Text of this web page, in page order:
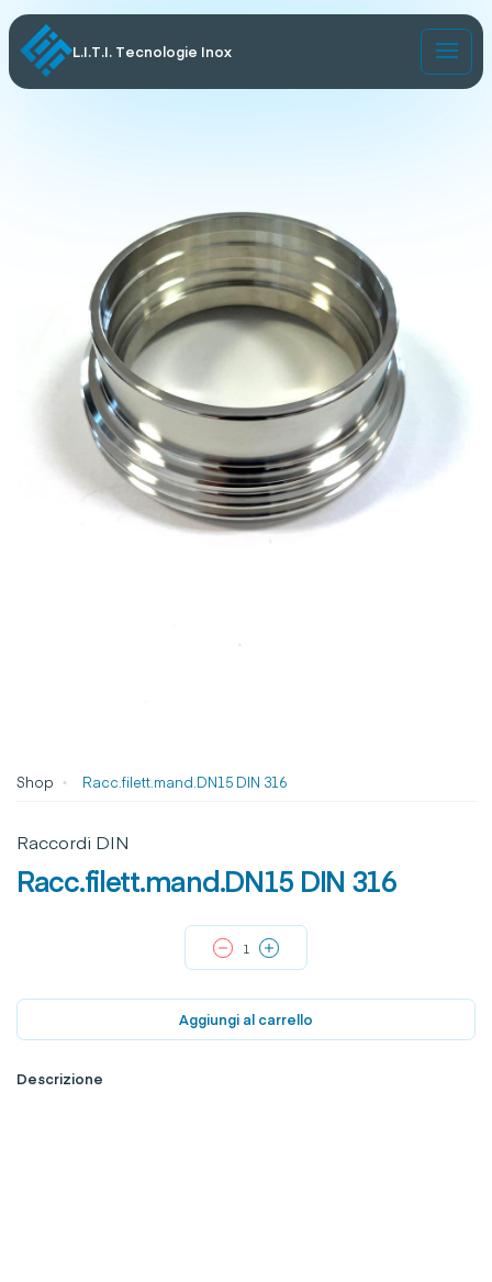
L.I.T.I. Tecnologie Inox
Shop Racc.filett.mand.DN15 DIN 316
Raccordi DIN
Racc.filett.mand.DN15 DIN 316
Aggiungi al carrello
Descrizione